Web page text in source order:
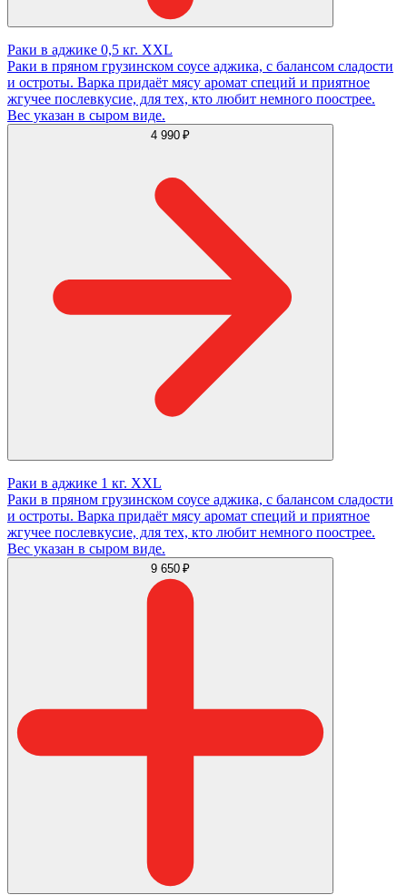
Раки в аджике 0,5 кг. XXL
Раки в пряном грузинском соусе аджика, с балансом сладости
и остроты. Варка придаёт мясу аромат специй и приятное
жгучее послевкусие, для тех, кто любит немного поострее.
Вес указан в сыром виде.
4 990 ₽
Раки в аджике 1 кг. XXL
Раки в пряном грузинском соусе аджика, с балансом сладости
и остроты. Варка придаёт мясу аромат специй и приятное
жгучее послевкусие, для тех, кто любит немного поострее.
Вес указан в сыром виде.
9 650 ₽